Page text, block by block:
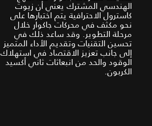
الهندسي المشترك يعني أن زيوت
كاسترول الاحترافية يتم اختبارها على
نحو مكثف في محركات جاكوار خلال
مرحلة التطوير. وقد ساعد ذلك في
تحسين التقنيات وتقديم الأداء المتميز
إلى جانب تعزيز الاقتصاد في استهلاك
الوقود والحد من انبعاثات ثاني أكسيد
الكربون.